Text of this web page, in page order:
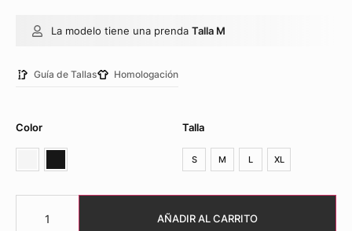
La modelo tiene una prenda Talla M
Guía de Tallas Homologación
Color Talla
S M L XL
AÑADIR AL CARRITO